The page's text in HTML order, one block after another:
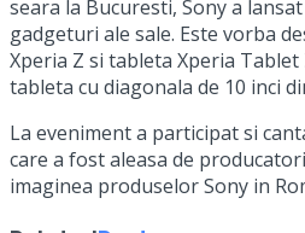
seara la Bucuresti, Sony a
gadgeturi ale sale. Este vorba
Xperia Z si tableta Xperia Tablet
tableta cu diagonala de 10 inci
La eveniment a participat si
care a fost aleasa de
imaginea produselor Sony in